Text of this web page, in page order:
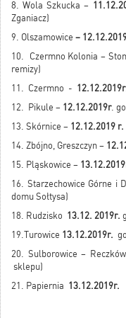
8. Wola Szkucka –
Zganiacz)
9. Olszamowice –
10. Czermno Kolonia –
remizy)
11. Czermno - 12.12.2019r
12. Pikule – 12.12.2019r.
13. Skórnice – 12.12.2019 r.
14. Zbójno, Greszczyn –
15. Pląskowice –
16. Starzechowice Górne i
domu Sołtysa)
18. Rudzisko 13.12. 2019r.
19.Turowice 13.12.2019r.
20. Sulborowice –
sklepu)
21. Papiernia 13.12.2019r.